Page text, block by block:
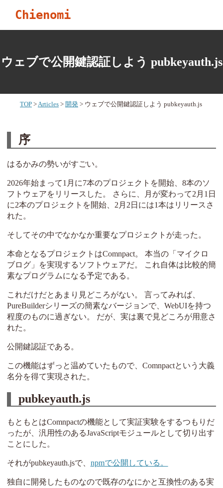
Chienomi
ウェブで公開鍵認証しよう pubkeyauth.js
TOP Articles 開発 ウェブで公開鍵認証しよう pubkeyauth.js
序
はるかみの勢いがすごい。
2026年始まって1月に7本のプロジェクトを開始、8本のソ
フトウェアをリリースした。 さらに、月が変わって2月1日
に2本のプロジェクトを開始、2月2日には1本はリリースさ
れた。
そしてその中でなかなか重要なプロジェクトが走った。
本命となるプロジェクトはComnpact。 本当の「マイクロ
ブログ」を実現するソフトウェアだ。 これ自体は比較的簡
素なプログラムになる予定である。
これだけだとあまり見どころがない。 言ってみれば、
PureBuilderシリーズの簡素なバージョンで、WebUIを持つ
程度のものに過ぎない。 だが、実は裏で見どころが用意さ
れた。
公開鍵認証である。
この機能はずっと温めていたもので、Comnpactという大義
名分を得て実現された。
pubkeyauth.js
もともとはComnpactの機能として実証実験をするつもりだ
ったが、汎用性のあるJavaScriptモジュールとして切り出す
ことにした。
それがpubkeyauth.jsで、 npmで公開している。
独自に開発したものなので既存のなにかと互換性のある実